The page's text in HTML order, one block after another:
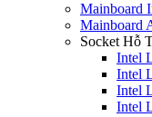
Mainboard
Mainboard
Socket Hỗ
Intel
Intel
Intel
Intel